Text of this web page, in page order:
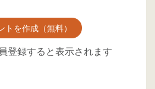
トを作成（無料）
登録すると表示されます